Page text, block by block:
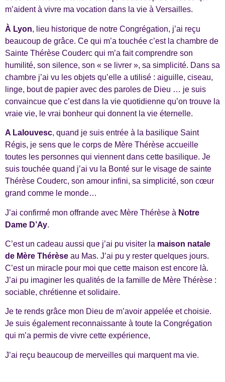
m’aident à vivre ma vocation dans la vie à Versailles.
À Lyon, lieu historique de notre Congrégation, j’ai reçu
beaucoup de grâce. Ce qui m’a touchée c’est la chambre de
Sainte Thérèse Couderc qui m’a fait comprendre son
humilité, son silence, son « se livrer », sa simplicité. Dans sa
chambre j’ai vu les objets qu’elle a utilisé : aiguille, ciseau,
linge, bout de papier avec des paroles de Dieu … je suis
convaincue que c’est dans la vie quotidienne qu’on trouve la
vraie vie, le vrai bonheur qui donnent la vie éternelle.
A Lalouvesc, quand je suis entrée à la basilique Saint
Régis, je sens que le corps de Mère Thérèse accueille
toutes les personnes qui viennent dans cette basilique. Je
suis touchée quand j’ai vu la Bonté sur le visage de sainte
Thérèse Couderc, son amour infini, sa simplicité, son cœur
grand comme le monde…
J’ai confirmé mon offrande avec Mère Thérèse à Notre
Dame D’Ay.
C’est un cadeau aussi que j’ai pu visiter la maison natale
de Mère Thérèse au Mas. J’ai pu y rester quelques jours.
C’est un miracle pour moi que cette maison est encore là.
J’ai pu imaginer les qualités de la famille de Mère Thérèse :
sociable, chrétienne et solidaire.
Je te rends grâce mon Dieu de m’avoir appelée et choisie.
Je suis également reconnaissante à toute la Congrégation
qui m’a permis de vivre cette expérience,
J’ai reçu beaucoup de merveilles qui marquent ma vie.